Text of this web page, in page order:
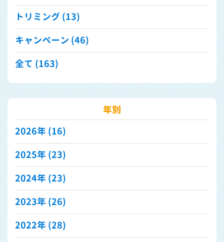
トリミング (13)
キャンペーン (46)
全て (163)
年別
2026年 (16)
2025年 (23)
2024年 (23)
2023年 (26)
2022年 (28)